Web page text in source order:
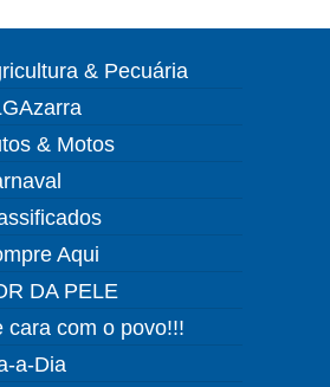
& Pecuária
& Motos
Aqui
DA PELE
cara com o povo!!!
a-Dia